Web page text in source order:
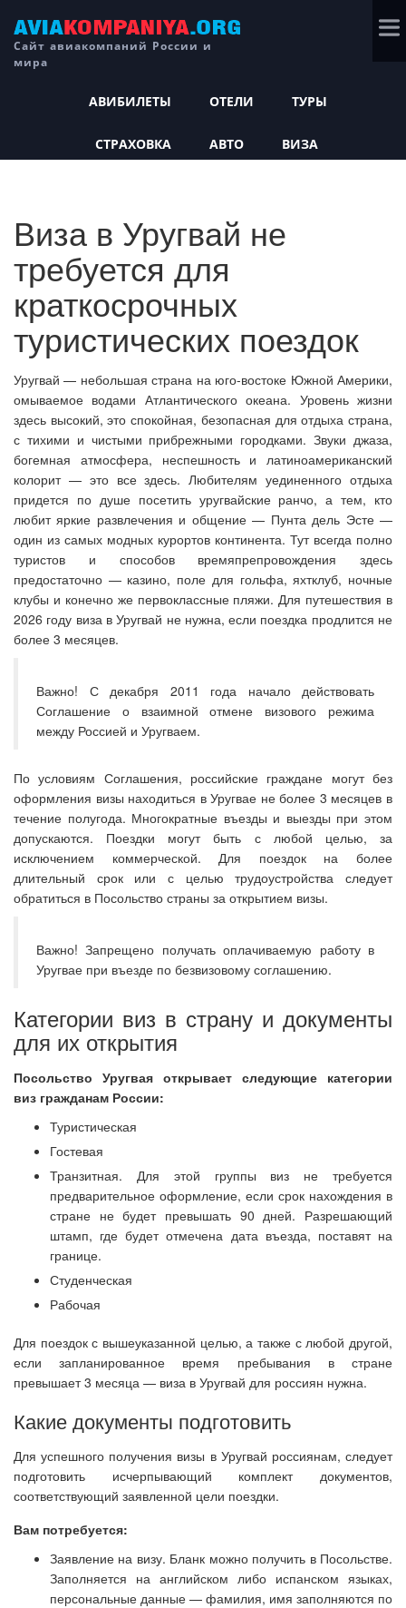
Сайт авиакомпаний России и
мира
АВИБИЛЕТЫ ОТЕЛИ ТУРЫ
СТРАХОВКА АВТО ВИЗА
Виза в Уругвай не
требуется для
краткосрочных
туристических поездок
Уругвай — небольшая страна на юго-востоке Южной Америки,
омываемое водами Атлантического океана. Уровень жизни
здесь высокий, это спокойная, безопасная для отдыха страна,
с тихими и чистыми прибрежными городками. Звуки джаза,
богемная атмосфера, неспешность и латиноамериканский
колорит — это все здесь. Любителям уединенного отдыха
придется по душе посетить уругвайские ранчо, а тем, кто
любит яркие развлечения и общение — Пунта дель Эсте —
один из самых модных курортов континента. Тут всегда полно
туристов и способов времяпрепровождения здесь
предостаточно — казино, поле для гольфа, яхтклуб, ночные
клубы и конечно же первоклассные пляжи. Для путешествия в
2026 году виза в Уругвай не нужна, если поездка продлится не
более 3 месяцев.
Важно! С декабря 2011 года начало действовать
Соглашение о взаимной отмене визового режима
между Россией и Уругваем.
По условиям Соглашения, российские граждане могут без
оформления визы находиться в Уругвае не более 3 месяцев в
течение полугода. Многократные въезды и выезды при этом
допускаются. Поездки могут быть с любой целью, за
исключением коммерческой. Для поездок на более
длительный срок или с целью трудоустройства следует
обратиться в Посольство страны за открытием визы.
Важно! Запрещено получать оплачиваемую работу в
Уругвае при въезде по безвизовому соглашению.
Категории виз в страну и документы
для их открытия
Посольство Уругвая открывает следующие категории
виз гражданам России:
Туристическая
Гостевая
Транзитная. Для этой группы виз не требуется
предварительное оформление, если срок нахождения в
стране не будет превышать 90 дней. Разрешающий
штамп, где будет отмечена дата въезда, поставят на
границе.
Студенческая
Рабочая
Для поездок с вышеуказанной целью, а также с любой другой,
если запланированное время пребывания в стране
превышает 3 месяца — виза в Уругвай для россиян нужна.
Какие документы подготовить
Для успешного получения визы в Уругвай россиянам, следует
подготовить исчерпывающий комплект документов,
соответствующий заявленной цели поездки.
Вам потребуется:
Заявление на визу. Бланк можно получить в Посольстве.
Заполняется на английском либо испанском языках,
персональные данные — фамилия, имя заполняются по